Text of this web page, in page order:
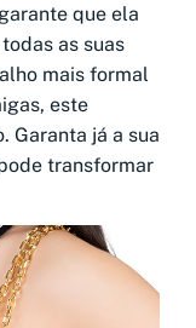
que ela
as suas
mais formal
este
Garanta já a sua
transformar